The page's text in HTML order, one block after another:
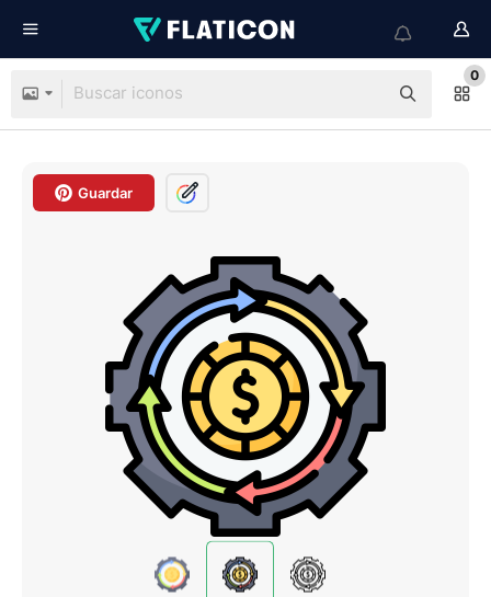
0
Guardar